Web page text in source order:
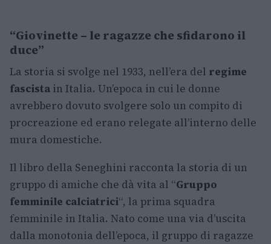
“Giovinette – le ragazze che sfidarono il
duce”
La storia si svolge nel 1933, nell’era del regime
fascista in Italia. Un’epoca in cui le donne
avrebbero dovuto svolgere solo un compito di
procreazione ed erano relegate all’interno delle
mura domestiche.
Il libro della Seneghini racconta la storia di un
gruppo di amiche che dà vita al “Gruppo
femminile calciatrici“, la prima squadra
femminile in Italia. Nato come una via d’uscita
dalla monotonia dell’epoca, il gruppo di ragazze